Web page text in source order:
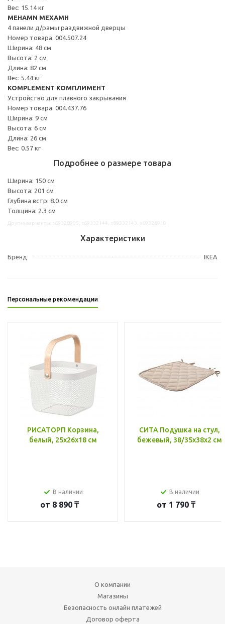
Вес: 15.14 кг
MEHAMN МЕХАМН
4 панели д/рамы раздвижной дверцы
Номер товара: 004.507.24
Ширина: 48 см
Высота: 2 см
Длина: 82 см
Вес: 5.44 кг
KOMPLEMENT КОМПЛИМЕНТ
Устройство для плавного закрывания
Номер товара: 004.437.76
Ширина: 9 см
Высота: 6 см
Длина: 26 см
Вес: 0.57 кг
Подробнее о размере товара
Ширина: 150 см
Высота: 201 см
Глубина встр: 8.0 см
Толщина: 2.3 см
Характеристики
Бренд IKEA
Персональные рекомендации
РИСАТОРП Корзина,
белый, 25x26x18 см
В наличии
от 8 890 ₸
СИТА Подушка на стул,
бежевый, 38/35x38x2 см
В наличии
от 1 790 ₸
О компании
Магазины
Безопасность онлайн платежей
Договор оферта